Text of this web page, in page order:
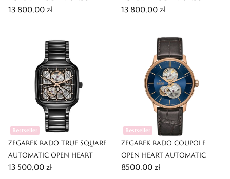
13 800,00 zł 13 800,00 zł
Bestseller
ZEGAREK RADO TRUE SQUARE
AUTOMATIC OPEN HEART
13 500,00 zł
Bestseller
ZEGAREK RADO COUPOLE
OPEN HEART AUTOMATIC
8500,00 zł